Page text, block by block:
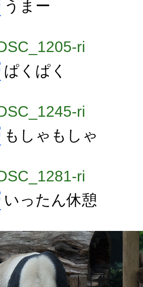
うまー
ぱくぱく
もしゃもしゃ
いったん休憩